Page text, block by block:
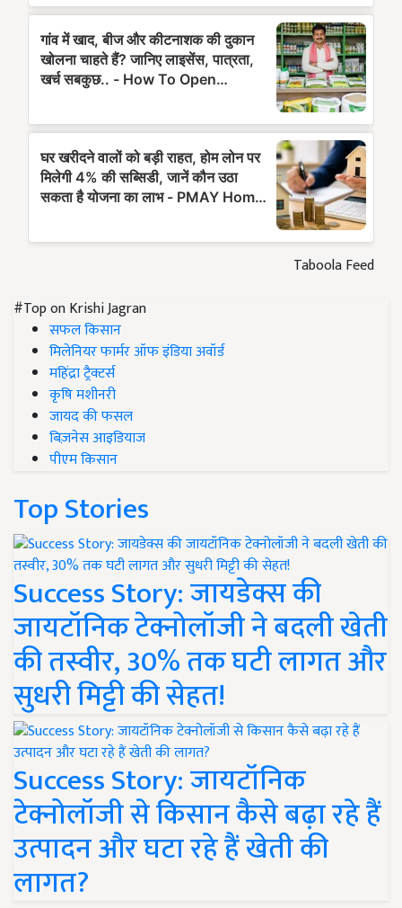
Taboola Feed
#Top on Krishi Jagran
सफल किसान
मिलेनियर फार्मर ऑफ इंडिया अवॉर्ड
महिंद्रा ट्रैक्टर्स
कृषि मशीनरी
जायद की फसल
बिज़नेस आइडियाज
पीएम किसान
Top Stories
Success Story: जायडेक्स की
जायटॉनिक टेक्नोलॉजी ने बदली खेती
की तस्वीर, 30% तक घटी लागत और
सुधरी मिट्टी की सेहत!
Success Story: जायटॉनिक
टेक्नोलॉजी से किसान कैसे बढ़ा रहे हैं
उत्पादन और घटा रहे हैं खेती की
लागत?